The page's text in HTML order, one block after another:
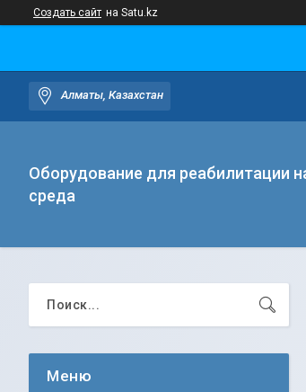
Создать сайт на Satu.kz
Алматы, Казахстан
Оборудование для реабилитации
среда